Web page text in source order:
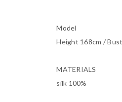
Model
Height 168cm /
MATERIALS
silk 100%